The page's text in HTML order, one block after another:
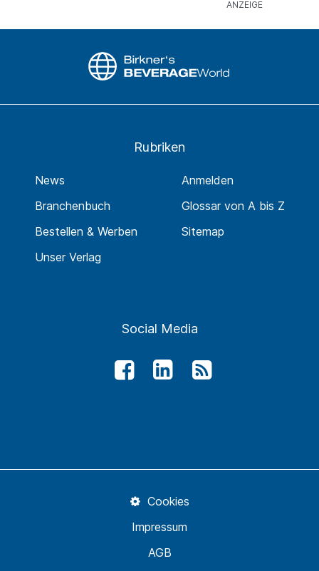
Rubriken
News
Branchenbuch
Bestellen & Werben
Unser Verlag
Anmelden
Glossar von A bis Z
Sitemap
Social Media
AGB
Impressum
Cookies